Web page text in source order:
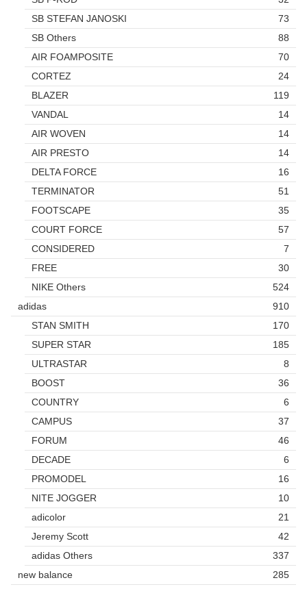
SB STEFAN JANOSKI
73
SB Others
88
AIR FOAMPOSITE
70
CORTEZ
24
BLAZER
119
VANDAL
14
AIR WOVEN
14
AIR PRESTO
14
DELTA FORCE
16
TERMINATOR
51
FOOTSCAPE
35
COURT FORCE
57
CONSIDERED
7
FREE
30
NIKE Others
524
adidas
910
STAN SMITH
170
SUPER STAR
185
ULTRASTAR
8
BOOST
36
COUNTRY
6
CAMPUS
37
FORUM
46
DECADE
6
PROMODEL
16
NITE JOGGER
10
adicolor
21
Jeremy Scott
42
adidas Others
337
new balance
285